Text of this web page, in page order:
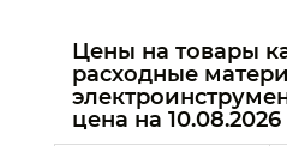
Цены на товары
расходные
цена на 10.08.2026